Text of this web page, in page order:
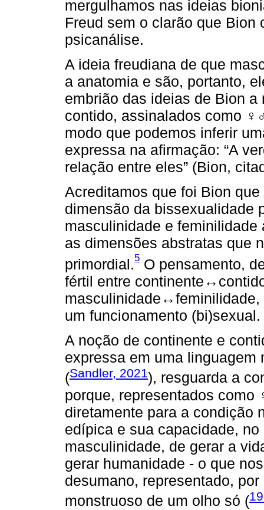
mergulhamos nas ideias
Freud sem o clarão que
psicanálise.
A ideia freudiana de que
a anatomia e são, portanto,
embrião das ideias de Bion
contido, assinalados como
modo que podemos inferir
expressa na afirmação: “A
relação entre eles” (Bion,
Acreditamos que foi Bion
dimensão da bissexualidade
masculinidade e
as dimensões abstratas que
primordial.5 O pensamento,
fértil entre
masculinidade↔feminilidade,
um funcionamento (bi)sexual.
A noção de continente e
expressa em uma
(Sandler, 2021), resguarda a
porque, representados como
diretamente para a condição
edípica e sua capacidade,
masculinidade, de gerar a
gerar humanidade - o que
desumano, representado,
monstruoso de um olho só (